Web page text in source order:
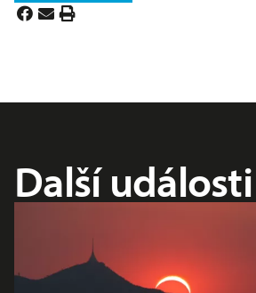
Další události